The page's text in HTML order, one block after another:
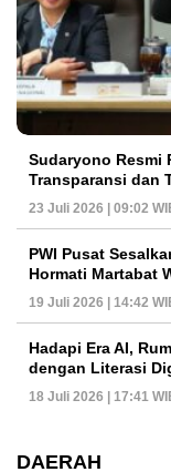
Sudaryono Resmi
Transparansi dan
23 Juli 2026 | 09:02
PWI Pusat
Hormati Martabat
19 Juli 2026 | 14:42
Hadapi Era AI,
dengan Literasi
18 Juli 2026 | 17:41
DAERAH